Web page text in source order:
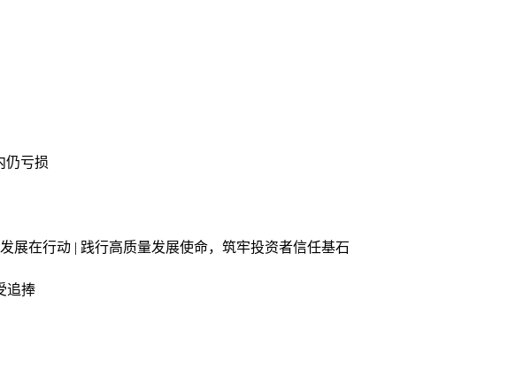
仍亏损
在行动 | 践行高质量发展使命，筑牢投资者信任基石
追捧